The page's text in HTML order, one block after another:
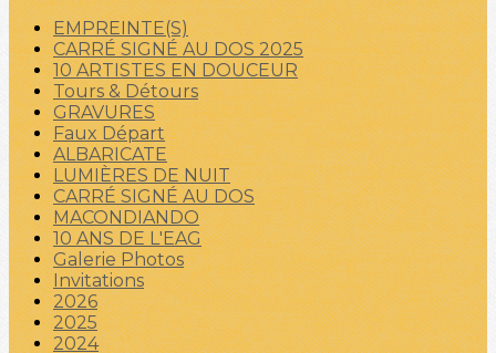
EMPREINTE(S)
CARRÉ SIGNÉ AU DOS 2025
10 ARTISTES EN DOUCEUR
Tours & Détours
GRAVURES
Faux Départ
ALBARICATE
LUMIÈRES DE NUIT
CARRÉ SIGNÉ AU DOS
MACONDIANDO
10 ANS DE L'EAG
Galerie Photos
Invitations
2026
2025
2024